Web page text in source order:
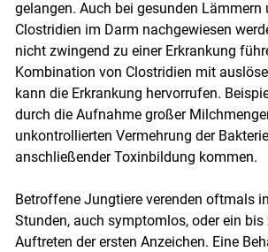
gelangen. Auch bei gesunden Lämmern
Clostridien im Darm nachgewiesen
nicht zwingend zu einer Erkrankung
Kombination von Clostridien mit
kann die Erkrankung hervorrufen.
durch die Aufnahme großer
unkontrollierten Vermehrung der
anschließender Toxinbildung kommen.
Betroffene Jungtiere verenden oftmals
Stunden, auch symptomlos, oder ein bis
Auftreten der ersten Anzeichen. Eine